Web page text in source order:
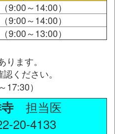
9:00～14:00）
9:00～14:00）
9:00～13:00）
ます。
ください。
17:30）
担当医
20-4133